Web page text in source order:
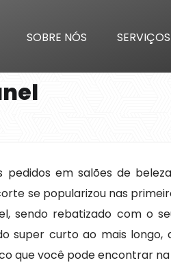
SOBRE NÓS SERVIÇOS
em salões de
se popularizou nas
sendo rebatizado com o
super curto ao mais longo,
que você pode encontrar na